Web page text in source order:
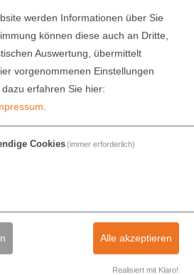
Baugruppen, Bauteilen und
inkl. Fertigstellung für den
wie zusammenschrauben,
verpressen an und lernen das
wie Montageplänen, Zeichnungen
m|w|d ist ein
Unsere Auszubildenden der
besuchen die Staatliche
in Ingolstadt,
der Fachrichtung
werden Informationen über Sie
können diese auch an Dritte,
Auswertung, übermittelt
vorgenommenen Einstellungen
dazu erfahren Sie hier:
.
Cookies(immer erforderlich)
Alle akzeptieren
Realisiert mit Klaro!